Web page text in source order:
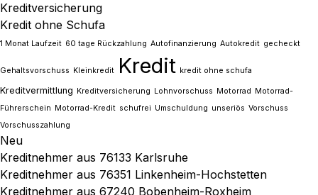
Kreditversicherung
Kredit ohne Schufa
1 Monat Laufzeit 60 tage Rückzahlung Autofinanzierung Autokredit gecheckt
Gehaltsvorschuss Kleinkredit Kredit kredit ohne schufa
Kreditvermittlung Kreditversicherung Lohnvorschuss Motorrad Motorrad-
Führerschein Motorrad-Kredit schufrei Umschuldung unseriös Vorschuss
Vorschusszahlung
Neu
Kreditnehmer aus 76133 Karlsruhe
Kreditnehmer aus 76351 Linkenheim-Hochstetten
Kreditnehmer aus 67240 Bobenheim-Roxheim